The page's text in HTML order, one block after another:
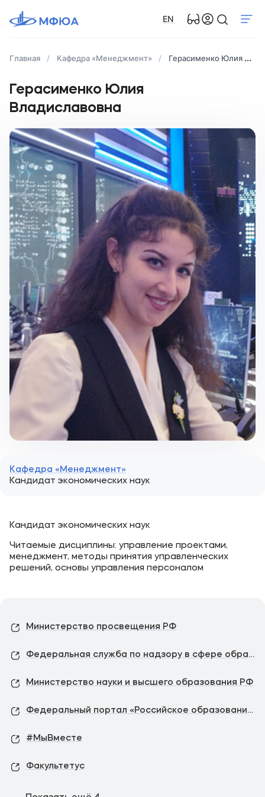
EN
Главная Кафедра «Менеджмент» Герасименко Юлия Владиславовна
Герасименко Юлия
Владиславовна
Кафедра «Менеджмент»
Кандидат экономических наук
Кандидат экономических наук
Читаемые дисциплины: управление проектами,
менеджмент, методы принятия управленческих
решений, основы управления персоналом
Министерство просвещения РФ
Федеральная служба по надзору в сфере образования и науки
Министерство науки и высшего образования РФ
Федеральный портал «Российское образование»
#МыВместе
Факультетус